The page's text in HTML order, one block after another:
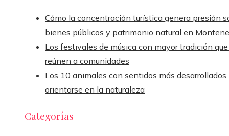
Cómo la concentración turística genera presión
bienes públicos y patrimonio natural en
Los festivales de música con mayor tradición
reúnen a comunidades
Los 10 animales con sentidos más desarrollados
orientarse en la naturaleza
Categorías